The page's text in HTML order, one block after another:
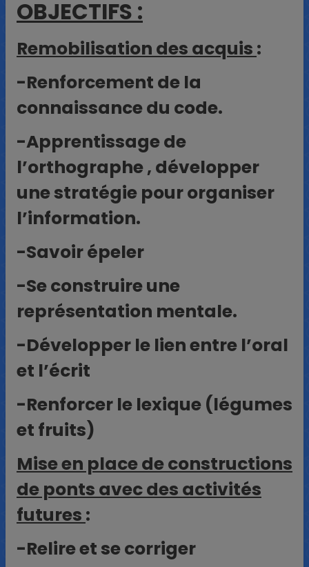
OBJECTIFS :
Remobilisation des acquis :
-Renforcement de la
connaissance du code.
-Apprentissage de
l’orthographe , développer
une stratégie pour organiser
l’information.
-Savoir épeler
-Se construire une
représentation mentale.
-Développer le lien entre l’oral
et l’écrit
-Renforcer le lexique (légumes
et fruits)
Mise en place de constructions
de ponts avec des activités
futures :
-Relire et se corriger